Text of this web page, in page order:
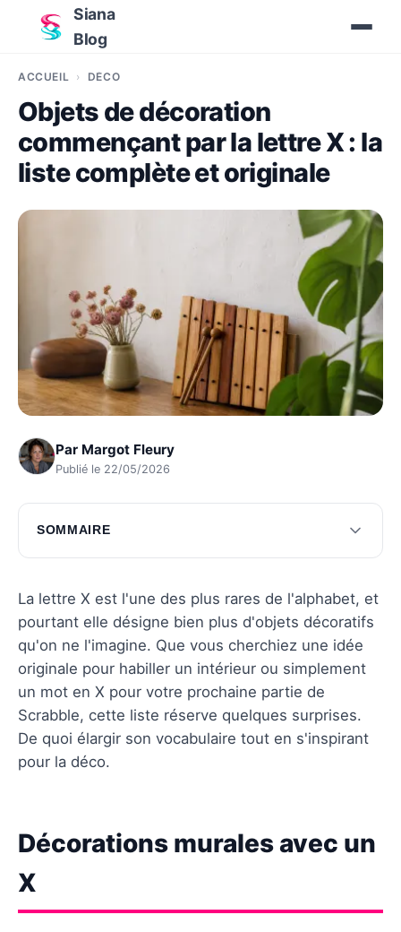
Siana
Blog
ACCUEIL DÉCO
Objets de décoration
commençant par la lettre X : la
liste complète et originale
Par Margot Fleury
Publié le 22/05/2026
SOMMAIRE
Décorations murales avec un X
Accessoires de décoration avec un X
Objets de décoration de table avec un X
Objets de décoration pour enfants avec un X
Questions fréquentes
La lettre X est l'une des plus rares de l'alphabet, et
pourtant elle désigne bien plus d'objets décoratifs
qu'on ne l'imagine. Que vous cherchiez une idée
originale pour habiller un intérieur ou simplement
un mot en X pour votre prochaine partie de
Scrabble, cette liste réserve quelques surprises.
De quoi élargir son vocabulaire tout en s'inspirant
pour la déco.
Décorations murales avec un
X